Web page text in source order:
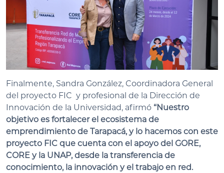
Finalmente, Sandra González, Coordinadora General
del proyecto FIC y profesional de la Dirección de
Innovación de la Universidad, afirmó “Nuestro
objetivo es fortalecer el ecosistema de
emprendimiento de Tarapacá, y lo hacemos con este
proyecto FIC que cuenta con el apoyo del GORE,
CORE y la UNAP, desde la transferencia de
conocimiento, la innovación y el trabajo en red.